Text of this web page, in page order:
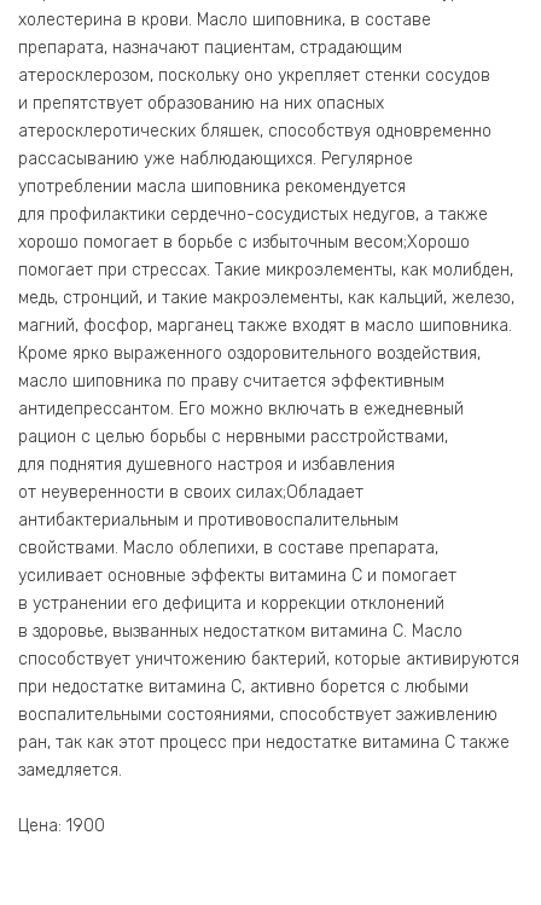
холестерина в крови. Масло шиповника, в составе
препарата, назначают пациентам, страдающим
атеросклерозом, поскольку оно укрепляет стенки сосудов
и препятствует образованию на них опасных
атеросклеротических бляшек, способствуя одновременно
рассасыванию уже наблюдающихся. Регулярное
употреблении масла шиповника рекомендуется
для профилактики сердечно-сосудистых недугов, а также
хорошо помогает в борьбе с избыточным весом;Хорошо
помогает при стрессах. Такие микроэлементы, как молибден,
медь, стронций, и такие макроэлементы, как кальций, железо,
магний, фосфор, марганец также входят в масло шиповника.
Кроме ярко выраженного оздоровительного воздействия,
масло шиповника по праву считается эффективным
антидепрессантом. Его можно включать в ежедневный
рацион с целью борьбы с нервными расстройствами,
для поднятия душевного настроя и избавления
от неуверенности в своих силах;Обладает
антибактериальным и противовоспалительным
свойствами. Масло облепихи, в составе препарата,
усиливает основные эффекты витамина С и помогает
в устранении его дефицита и коррекции отклонений
в здоровье, вызванных недостатком витамина С. Масло
способствует уничтожению бактерий, которые активируются
при недостатке витамина С, активно борется с любыми
воспалительными состояниями, способствует заживлению
ран, так как этот процесс при недостатке витамина С также
замедляется.
Цена: 1900